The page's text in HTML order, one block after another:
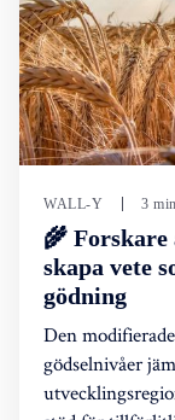
WALL-Y 3
🌾
skapa vete
gödning
Den
gödselnivåer